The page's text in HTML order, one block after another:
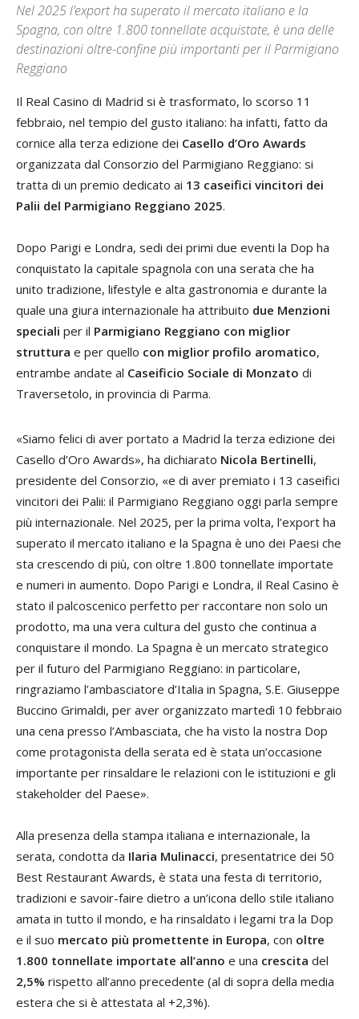
Nel 2025 l’export ha superato il mercato italiano e la
Spagna, con oltre 1.800 tonnellate acquistate, è una delle
destinazioni oltre-confine più importanti per il Parmigiano
Reggiano
Il Real Casino di Madrid si è trasformato, lo scorso 11
febbraio, nel tempio del gusto italiano: ha infatti, fatto da
cornice alla terza edizione dei Casello d’Oro Awards
organizzata dal Consorzio del Parmigiano Reggiano: si
tratta di un premio dedicato ai 13 caseifici vincitori dei
Palii del Parmigiano Reggiano 2025.
Dopo Parigi e Londra, sedi dei primi due eventi la Dop ha
conquistato la capitale spagnola con una serata che ha
unito tradizione, lifestyle e alta gastronomia e durante la
quale una giura internazionale ha attribuito due Menzioni
speciali per il Parmigiano Reggiano con miglior
struttura e per quello con miglior profilo aromatico,
entrambe andate al Caseificio Sociale di Monzato di
Traversetolo, in provincia di Parma.
«Siamo felici di aver portato a Madrid la terza edizione dei
Casello d’Oro Awards», ha dichiarato Nicola Bertinelli,
presidente del Consorzio, «e di aver premiato i 13 caseifici
vincitori dei Palii: il Parmigiano Reggiano oggi parla sempre
più internazionale. Nel 2025, per la prima volta, l’export ha
superato il mercato italiano e la Spagna è uno dei Paesi che
sta crescendo di più, con oltre 1.800 tonnellate importate
e numeri in aumento. Dopo Parigi e Londra, il Real Casino è
stato il palcoscenico perfetto per raccontare non solo un
prodotto, ma una vera cultura del gusto che continua a
conquistare il mondo. La Spagna è un mercato strategico
per il futuro del Parmigiano Reggiano: in particolare,
ringraziamo l’ambasciatore d’Italia in Spagna, S.E. Giuseppe
Buccino Grimaldi, per aver organizzato martedì 10 febbraio
una cena presso l’Ambasciata, che ha visto la nostra Dop
come protagonista della serata ed è stata un’occasione
importante per rinsaldare le relazioni con le istituzioni e gli
stakeholder del Paese».
Alla presenza della stampa italiana e internazionale, la
serata, condotta da Ilaria Mulinacci, presentatrice dei 50
Best Restaurant Awards, è stata una festa di territorio,
tradizioni e savoir-faire dietro a un’icona dello stile italiano
amata in tutto il mondo, e ha rinsaldato i legami tra la Dop
e il suo mercato più promettente in Europa, con oltre
1.800 tonnellate importate all’anno e una crescita del
2,5% rispetto all’anno precedente (al di sopra della media
estera che si è attestata al +2,3%).